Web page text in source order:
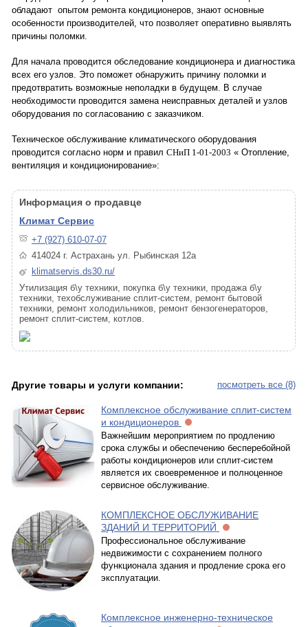
обладают опытом ремонта кондиционеров, знают основные
особенности производителей, что позволяет оперативно выявлять
причины поломки.
Для начала проводится обследование кондиционера и диагностика
всех его узлов. Это поможет обнаружить причину поломки и
предотвратить возможные неполадки в будущем. В случае
необходимости проводится замена неисправных деталей и узлов
оборудования по согласованию с заказчиком.
Техническое обслуживание климатического оборудования
проводится согласно норм и правил СНиП 1-01-2003 « Отопление,
вентиляция и кондиционирование»:
Информация о продавце
Климат Сервис
+7 (927) 610-07-07
414024 г. Астрахань ул. Рыбинская 12а
klimatservis.ds30.ru/
Утилизация б\у техники, покупка б\у техники, продажа б\у
техники, техобслуживание сплит-систем, ремонт бытовой
техники, ремонт холодильников, ремонт бензогенераторов,
ремонт сплит-систем, котлов.
посмотреть все (8)
Другие товары и услуги компании:
Комплексное обслуживание сплит-систем
и кондиционеров
Важнейшим мероприятием по продлению
срока службы и обеспечению бесперебойной
работы кондиционеров или сплит-систем
является их своевременное и полноценное
сервисное обслуживание.
КОМПЛЕКСНОЕ ОБСЛУЖИВАНИЕ
ЗДАНИЙ И ТЕРРИТОРИЙ
Профессиональное обслуживание
недвижимости с сохранением полного
функционала здания и продление срока его
эксплуатации.
Комплексное инженерно-техническое